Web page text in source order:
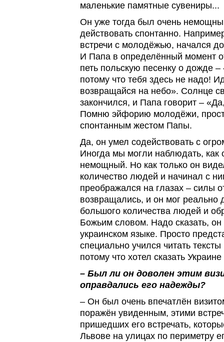
маленькие памятные сувениры...
Он уже тогда был очень
действовать спонтанно.
встречи с молодёжью, начался
И Папа в определённый момент
петь польскую песенку о дожде
потому что тебя здесь не надо!
возвращайся на небо». Солнце
закончился, и Папа говорит –
Помню эйфорию молодёжи,
спонтанным жестом Папы.
Да, он умел содействовать с
Иногда мы могли наблюдать, как
немощный. Но как только он
количество людей и начинал с
преображался на глазах – силы
возвращались, и он мог реально
большого количества людей и
Божьим словом. Надо сказать, он
украинском языке. Просто
специально учился читать
потому что хотел сказать
– Был ли он доволен этим
оправдались его надежды?
– Он был очень впечатлён
поражён увиденным, этими
пришедших его встречать,
Львове на улицах по периметру